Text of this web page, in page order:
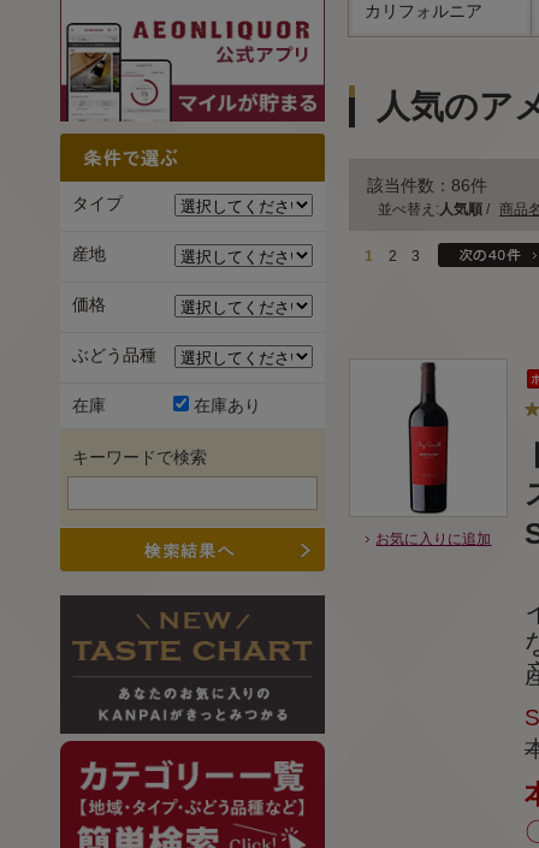
カリフォルニア
人気のア
該当件数：86件
並べ替え: 人気順 / 商品
1 2 3
お気に入りに追加
タイプ
産地
価格
ぶどう品種
在庫 在庫あり
キーワードで検索